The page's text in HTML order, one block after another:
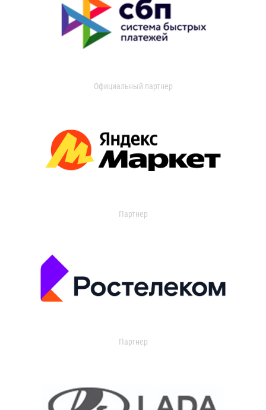
Официальный партнер
Партнер
Партнер